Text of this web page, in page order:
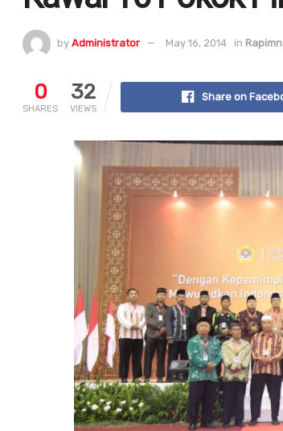
by Administrator May 16, 2014 in
0
SHARES
32
VIEWS
Share on